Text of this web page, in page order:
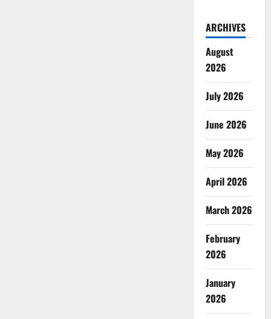
ARCHIVES
August
2026
July 2026
June 2026
May 2026
April 2026
March 2026
February
2026
January
2026